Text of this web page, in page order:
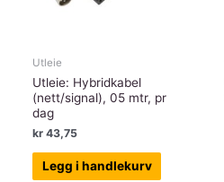
Utleie
Utleie: Hybridkabel
(nett/signal), 05 mtr, pr
dag
kr 43,75
Legg i handlekurv